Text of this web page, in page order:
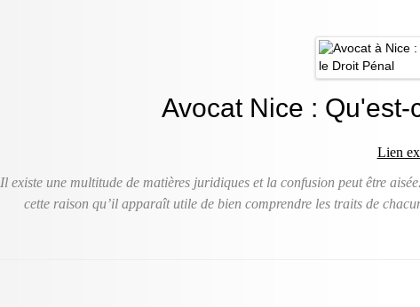
Avocat Nice : Qu'est-
Lien
Il existe une multitude de matières juridiques et la confusion peut être
cette raison qu’il apparaît utile de bien comprendre les traits de